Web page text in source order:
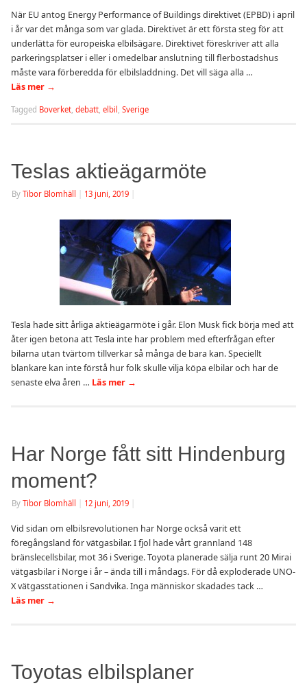
När EU antog Energy Performance of Buildings direktivet (EPBD) i april
i år var det många som var glada. Direktivet är ett första steg för att
underlätta för europeiska elbilsägare. Direktivet föreskriver att alla
parkeringsplatser i eller i omedelbar anslutning till flerbostadshus
måste vara förberedda för elbilsladdning. Det vill säga alla …
Läs mer →
Tagged Boverket debatt elbil Sverige
Teslas aktieägarmöte
By Tibor Blomhäll 13 juni, 2019
Tesla hade sitt årliga aktieägarmöte i går. Elon Musk fick börja med att
åter igen betona att Tesla inte har problem med efterfrågan efter
bilarna utan tvärtom tillverkar så många de bara kan. Speciellt
blankare kan inte förstå hur folk skulle vilja köpa elbilar och har de
senaste elva åren … Läs mer →
Har Norge fått sitt Hindenburg
moment?
By Tibor Blomhäll 12 juni, 2019
Vid sidan om elbilsrevolutionen har Norge också varit ett
föregångsland för vätgasbilar. I fjol hade vårt grannland 148
bränslecellsbilar, mot 36 i Sverige. Toyota planerade sälja runt 20 Mirai
vätgasbilar i Norge i år – ända till i måndags. För då exploderade UNO-
X vätgasstationen i Sandvika. Inga människor skadades tack …
Läs mer →
Toyotas elbilsplaner